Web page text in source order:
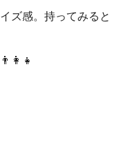
ズ感。持ってみると